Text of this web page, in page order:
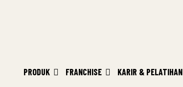
PRODUK FRANCHISE KARIR & PELATIHAN